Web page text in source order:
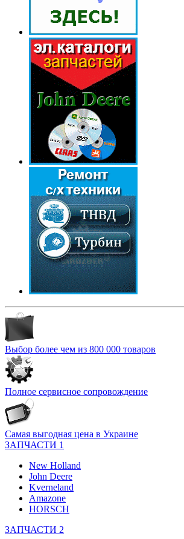
Выбор более чем из 800 000 товаров
Полное сервисное сопровождение
Самая выгодная цена в Украине
ЗАПЧАСТИ 1
New Holland
John Deere
Kverneland
Amazone
HORSCH
ЗАПЧАСТИ 2